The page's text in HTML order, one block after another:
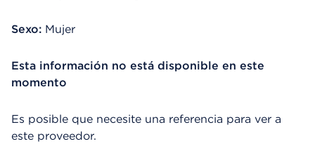
Sexo: Mujer
Esta información no está disponible en este
momento
Es posible que necesite una referencia para ver a
este proveedor.